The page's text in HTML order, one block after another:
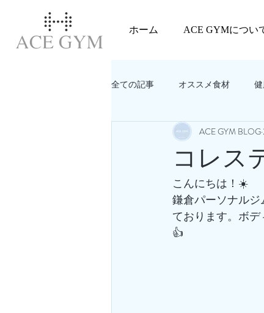
ホーム ACE GYMについ
全ての記事 オススメ食材
教えてACEGYM‼️ 美容
コレス
ACE GYM BLOG
こんにちは！☀️
鎌倉パーソナル
ております。ボ
👍